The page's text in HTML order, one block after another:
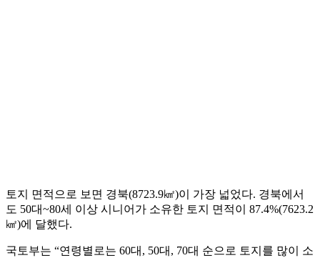
토지 면적으로 보면 경북(8723.9㎢)이 가장 넓었다. 경북에서
도 50대~80세 이상 시니어가 소유한 토지 면적이 87.4%(7623.2
㎢)에 달했다.
국토부는 “연령별로는 60대, 50대, 70대 순으로 토지를 많이 소